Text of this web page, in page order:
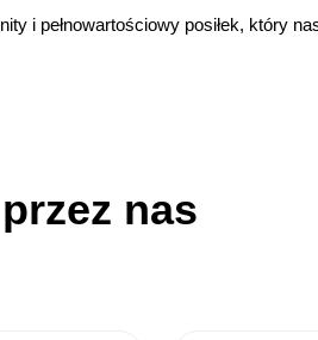
i pełnowartościowy posiłek, który
nas